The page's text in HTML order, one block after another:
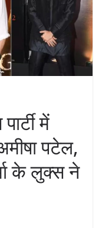
में
पटेल,
के लुक्स ने